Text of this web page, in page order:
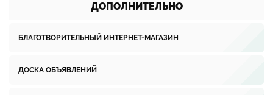
ДОПОЛНИТЕЛЬНО
БЛАГОТВОРИТЕЛЬНЫЙ ИНТЕРНЕТ-МАГАЗИН
ДОСКА ОБЪЯВЛЕНИЙ